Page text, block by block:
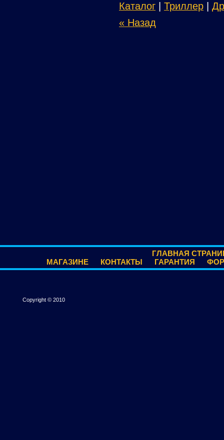
Каталог Триллер
« Назад
ГЛАВНАЯ
МАГАЗИНЕ
КОНТАКТЫ ГАРАНТИЯ
Copyright © 2010